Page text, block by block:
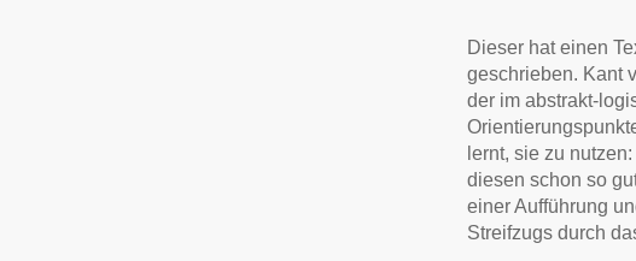
Dieser hat einen
geschrieben. Kant
der im abstrakt-
lernt, sie zu
diesen schon so
einer Aufführung
Streifzugs durch